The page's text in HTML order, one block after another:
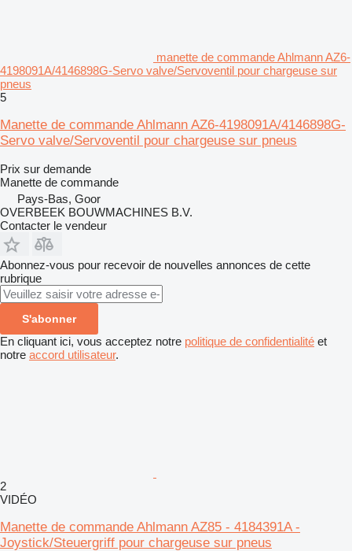
manette de commande Ahlmann AZ6-
4198091A/4146898G-Servo valve/Servoventil pour chargeuse sur
pneus
5
Manette de commande Ahlmann AZ6-4198091A/4146898G-
Servo valve/Servoventil pour chargeuse sur pneus
Prix sur demande
Manette de commande
Pays-Bas, Goor
OVERBEEK BOUWMACHINES B.V.
Contacter le vendeur
Abonnez-vous pour recevoir de nouvelles annonces de cette
rubrique
S'abonner
En cliquant ici, vous acceptez notre politique de confidentialité et
notre accord utilisateur.
2
VIDÉO
Manette de commande Ahlmann AZ85 - 4184391A -
Joystick/Steuergriff pour chargeuse sur pneus